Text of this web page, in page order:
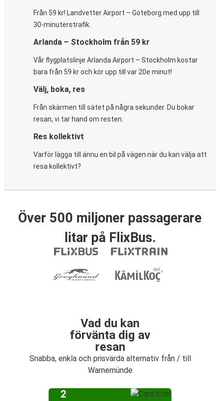
Från 59 kr! Landvetter Airport – Göteborg med upp till
30-minuterstrafik.
Arlanda – Stockholm från 59 kr
Vår flygplatslinje Arlanda Airport – Stockholm kostar
bara från 59 kr och kör upp till var 20e minut!
Välj, boka, res
Från skärmen till sätet på några sekunder. Du bokar
resan, vi tar hand om resten.
Res kollektivt
Varför lägga till ännu en bil på vägen när du kan välja att
resa kollektivt?
Över 500 miljoner passagerare
litar på FlixBus.
Vad du kan
förvänta dig av
resan
Snabba, enkla och prisvärda alternativ från / till
Warnemünde
2